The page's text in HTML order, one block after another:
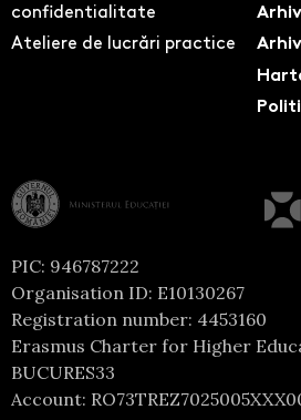
confidentialitate
Ateliere de lucrări practice
PIC: 946787222
Organisation ID: E10130267
Registration number: 4453160
Erasmus Charter for Higher
BUCURES33
Account: